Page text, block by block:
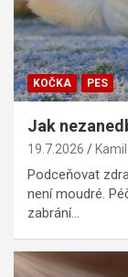
KOČKA PES
Jak
19.7.2026
Podceňovat
není moudré.
zabrání…